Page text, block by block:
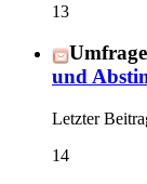
13
und
Letzter
14